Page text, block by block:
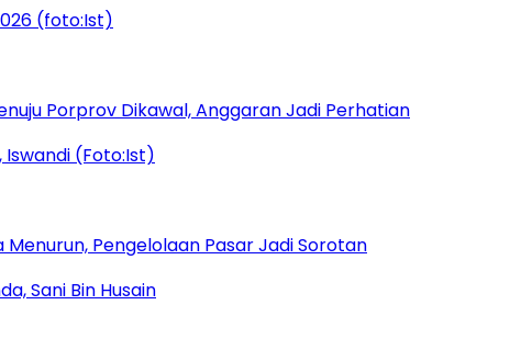
Porprov Dikawal, Anggaran Jadi Perhatian
Pengelolaan Pasar Jadi Sorotan